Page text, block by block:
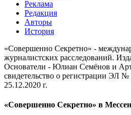
Реклама
Редакция
Авторы
История
«Совершенно Секретно» -
журналистских расследований.
Основатели - Юлиан Семёнов и
свидетельство о регистрации ЭЛ
25.12.2020 г.
«Совершенно Секретно» в